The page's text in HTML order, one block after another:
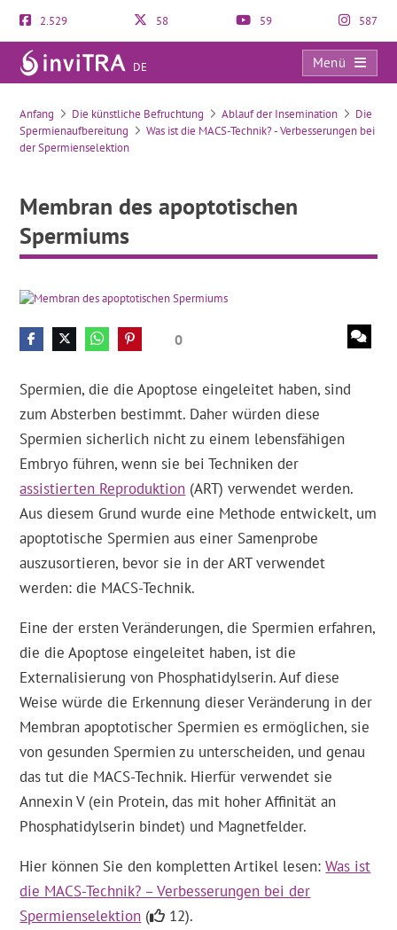
2.529 58 59 587
DE
Menü
Membran des apoptotischen Spermiums
Anfang Die künstliche Befruchtung Ablauf der Insemination
Die
Spermienaufbereitung
Was ist die MACS-Technik? - Verbesserungen bei
der Spermienselektion
Membran des apoptotischen
Spermiums
0
Spermien, die die Apoptose eingeleitet haben, sind
zum Absterben bestimmt. Daher würden diese
Spermien sicherlich nicht zu einem lebensfähigen
Embryo führen, wenn sie bei Techniken der
assistierten Reproduktion (ART) verwendet werden.
Aus diesem Grund wurde eine Methode entwickelt, um
apoptotische Spermien aus einer Samenprobe
auszusortieren, bevor sie in der ART verwendet
werden: die MACS-Technik.
Eine der ersten Veränderungen, die Spermien erfahren,
die die Apoptose eingeleitet haben, ist die
Externalisierung von Phosphatidylserin. Auf diese
Weise würde die Erkennung dieser Veränderung in der
Membran apoptotischer Spermien es ermöglichen, sie
von gesunden Spermien zu unterscheiden, und genau
das tut die MACS-Technik. Hierfür verwendet sie
Annexin V (ein Protein, das mit hoher Affinität an
Phosphatidylserin bindet) und Magnetfelder.
Hier können Sie den kompletten Artikel lesen:Was ist
die MACS-Technik? – Verbesserungen bei der
Spermienselektion ( 12).